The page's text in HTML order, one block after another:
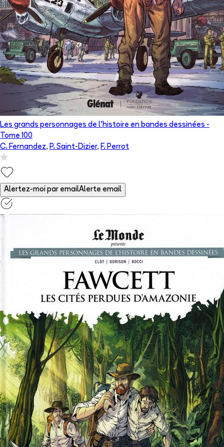
Les grands personnages de l’histoire en bandes dessinées -
Tome 100
C. Fernandez, P. Saint-Dizier, F. Perrot
Alertez-moi par emailAlerte email